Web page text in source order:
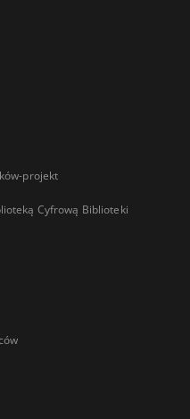
projekt
Cyfrową Biblioteki